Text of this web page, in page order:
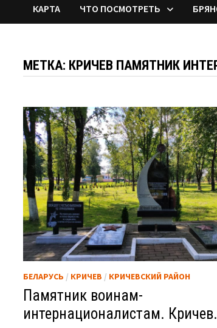
КАРТА ЧТО ПОСМОТРЕТЬ
МЕТКА: КРИЧЕВ ПАМЯТНИК
БЕЛАРУСЬ / КРИЧЕВ / КРИЧЕВСКИЙ РАЙОН
Памятник воинам-
интернационалистам. Кричев.